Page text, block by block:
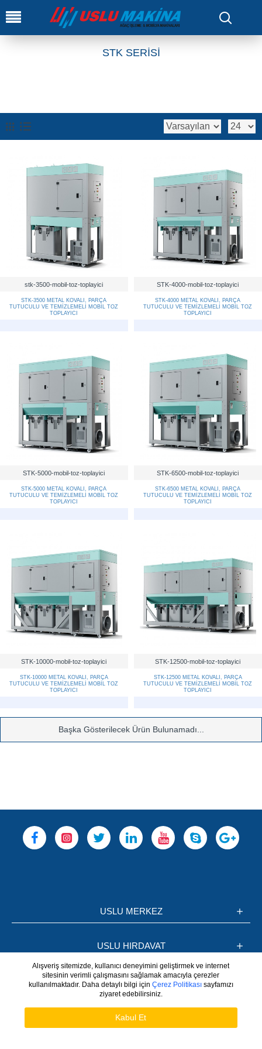
STK SERİSİ
stk-3500-mobil-toz-toplayici
STK-3500 METAL KOVALI, PARÇA
TUTUCULU VE TEMİZLEMELİ MOBİL TOZ
TOPLAYICI
STK-4000-mobil-toz-toplayici
STK-4000 METAL KOVALI, PARÇA
TUTUCULU VE TEMİZLEMELİ MOBİL TOZ
TOPLAYICI
STK-5000-mobil-toz-toplayici
STK-5000 METAL KOVALI, PARÇA
TUTUCULU VE TEMİZLEMELİ MOBİL TOZ
TOPLAYICI
STK-6500-mobil-toz-toplayici
STK-6500 METAL KOVALI, PARÇA
TUTUCULU VE TEMİZLEMELİ MOBİL TOZ
TOPLAYICI
STK-10000-mobil-toz-toplayici
STK-10000 METAL KOVALI, PARÇA
TUTUCULU VE TEMİZLEMELİ MOBİL TOZ
TOPLAYICI
STK-12500-mobil-toz-toplayici
STK-12500 METAL KOVALI, PARÇA
TUTUCULU VE TEMİZLEMELİ MOBİL TOZ
TOPLAYICI
Başka Gösterilecek Ürün Bulunamadı...
USLU MERKEZ
USLU HIRDAVAT
BİLGİLER
Hesabım
Alışveriş sitemizde, kullanıcı deneyimini geliştirmek ve internet
sitesinin verimli çalışmasını sağlamak amacıyla çerezler
kullanılmaktadır. Daha detaylı bilgi için Çerez Politikasısayfamızı
ziyaret edebilirsiniz.
Kabul Et